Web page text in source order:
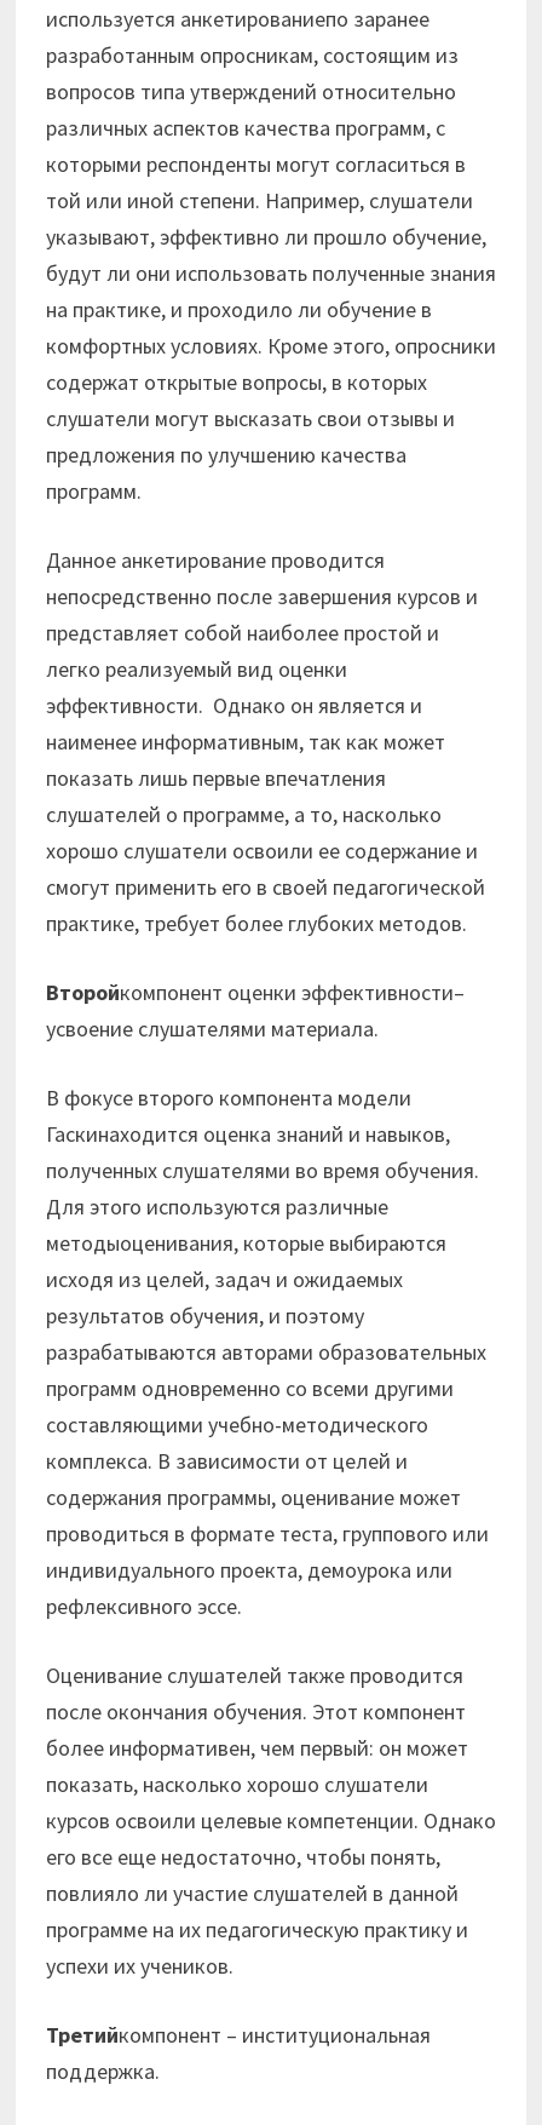
используется анкетированиепо заранее
разработанным опросникам, состоящим из
вопросов типа утверждений относительно
различных аспектов качества программ, с
которыми респонденты могут согласиться в
той или иной степени. Например, слушатели
указывают, эффективно ли прошло обучение,
будут ли они использовать полученные знания
на практике, и проходило ли обучение в
комфортных условиях. Кроме этого, опросники
содержат открытые вопросы, в которых
слушатели могут высказать свои отзывы и
предложения по улучшению качества
программ.
Данное анкетирование проводится
непосредственно после завершения курсов и
представляет собой наиболее простой и
легко реализуемый вид оценки
эффективности. Однако он является и
наименее информативным, так как может
показать лишь первые впечатления
слушателей о программе, а то, насколько
хорошо слушатели освоили ее содержание и
смогут применить его в своей педагогической
практике, требует более глубоких методов.
Второйкомпонент оценки эффективности–
усвоение слушателями материала.
В фокусе второго компонента модели
Гаскинаходится оценка знаний и навыков,
полученных слушателями во время обучения.
Для этого используются различные
методыоценивания, которые выбираются
исходя из целей, задач и ожидаемых
результатов обучения, и поэтому
разрабатываются авторами образовательных
программ одновременно со всеми другими
составляющими учебно-методического
комплекса. В зависимости от целей и
содержания программы, оценивание может
проводиться в формате теста, группового или
индивидуального проекта, демоурока или
рефлексивного эссе.
Оценивание слушателей также проводится
после окончания обучения. Этот компонент
более информативен, чем первый: он может
показать, насколько хорошо слушатели
курсов освоили целевые компетенции. Однако
его все еще недостаточно, чтобы понять,
повлияло ли участие слушателей в данной
программе на их педагогическую практику и
успехи их учеников.
Третийкомпонент – институциональная
поддержка.